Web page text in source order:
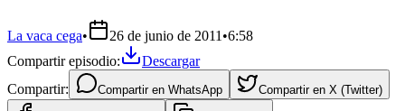
La vaca cega• 26 de junio de 2011 •6:58
Compartir episodio:
Descargar
Compartir:
Compartir en WhatsApp Compartir en X (Twitter)